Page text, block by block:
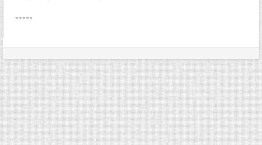
-----